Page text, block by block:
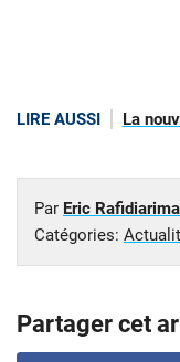
LIRE AUSSI La
Par Eric
Catégories:
Partager cet